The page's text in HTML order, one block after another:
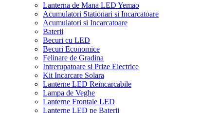
Lanterna de Mana LED Yemao
Acumulatori Stationari si Incarcatoare
Acumulatori si Incarcatoare
Baterii
Becuri cu LED
Becuri Economice
Felinare de Gradina
Intrerupatoare si Prize Electrice
Kit Incarcare Solara
Lanterne LED Reincarcabile
Lampa de Veghe
Lanterne Frontale LED
Lanterne LED pe Baterii